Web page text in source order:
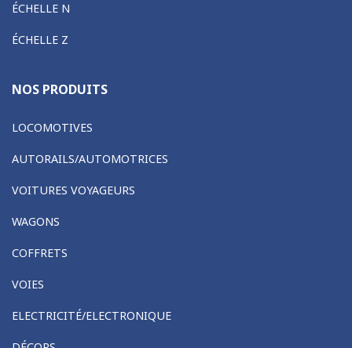
ÉCHELLE N
ÉCHELLE Z
NOS PRODUITS
LOCOMOTIVES
AUTORAILS/AUTOMOTRICES
VOITURES VOYAGEURS
WAGONS
COFFRETS
VOIES
ELECTRICITÉ/ELECTRONIQUE